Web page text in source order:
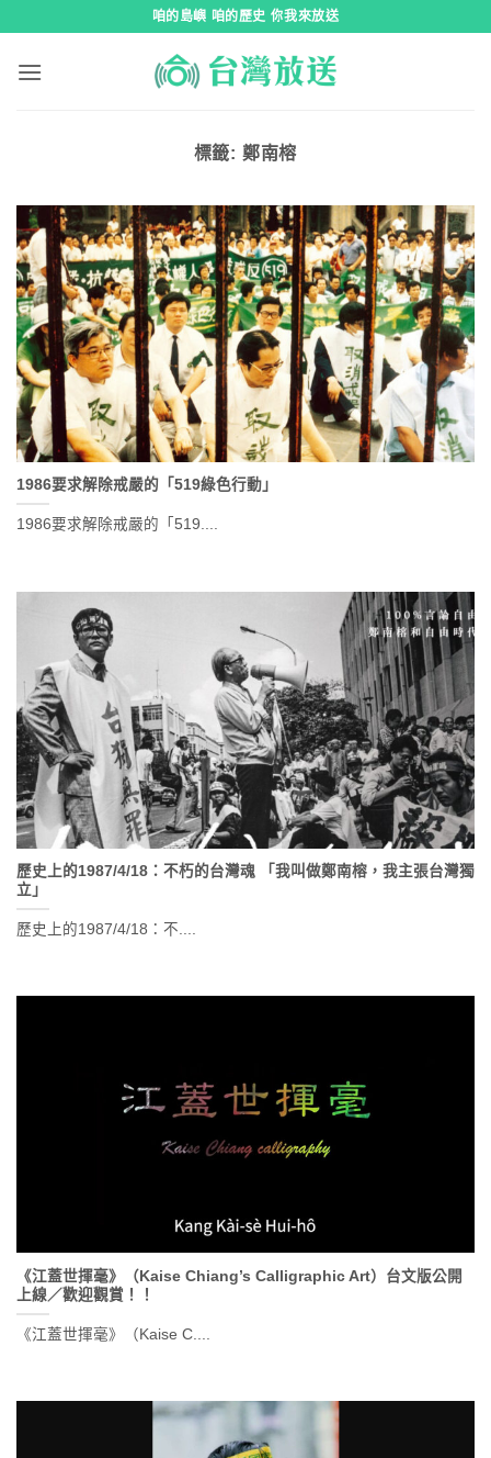
咱的島嶼 咱的歷史 你我來放送
標籤: 鄭南榕
1986要求解除戒嚴的「519綠色行動」
1986要求解除戒嚴的「519....
歷史上的1987/4/18：不朽的台灣魂 「我叫做鄭南榕，我主張台灣獨
立」
歷史上的1987/4/18：不....
《江蓋世揮毫》（Kaise Chiang’s Calligraphic Art）台文版公開
上線／歡迎觀賞！！
《江蓋世揮毫》（Kaise C....